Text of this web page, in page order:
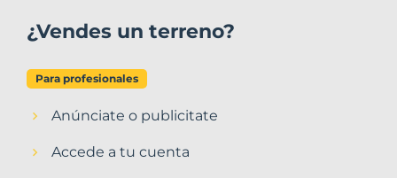
¿Vendes un terreno?
Para profesionales
Anúnciate o publicitate
Accede a tu cuenta